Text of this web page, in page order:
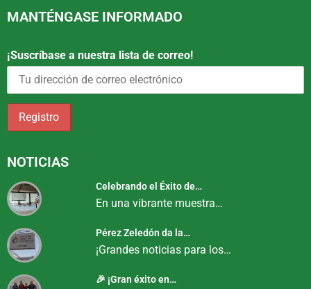
MANTÉNGASE INFORMADO
¡Suscríbase a nuestra lista de correo!
NOTICIAS
Celebrando el Éxito de…
En una vibrante muestra…
Pérez Zeledón da la…
¡Grandes noticias para los…
🎉 ¡Gran éxito en…